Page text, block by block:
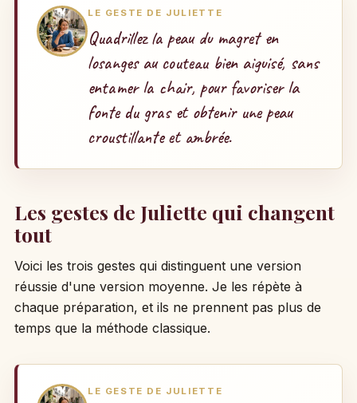
LE GESTE DE JULIETTE
Quadrillez la peau du magret en
losanges au couteau bien aiguisé, sans
entamer la chair, pour favoriser la
fonte du gras et obtenir une peau
croustillante et ambrée.
Les gestes de Juliette qui changent
tout
Voici les trois gestes qui distinguent une version
réussie d'une version moyenne. Je les répète à
chaque préparation, et ils ne prennent pas plus de
temps que la méthode classique.
LE GESTE DE JULIETTE